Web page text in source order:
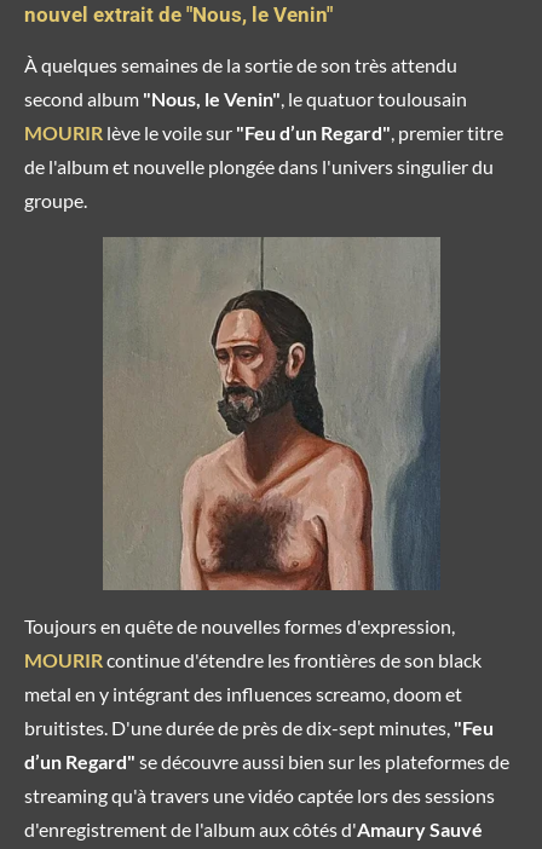
nouvel extrait de "Nous, le Venin"
À quelques semaines de la sortie de son très attendu
second album "Nous, le Venin", le quatuor toulousain
MOURIR lève le voile sur "Feu d’un Regard", premier titre
de l'album et nouvelle plongée dans l'univers singulier du
groupe.
Toujours en quête de nouvelles formes d'expression,
MOURIRcontinue d'étendre les frontières de son black
metal en y intégrant des influences screamo, doom et
bruitistes. D'une durée de près de dix-sept minutes, "Feu
d’un Regard" se découvre aussi bien sur les plateformes de
streaming qu'à travers une vidéo captée lors des sessions
d'enregistrement de l'album aux côtés d'Amaury Sauvé